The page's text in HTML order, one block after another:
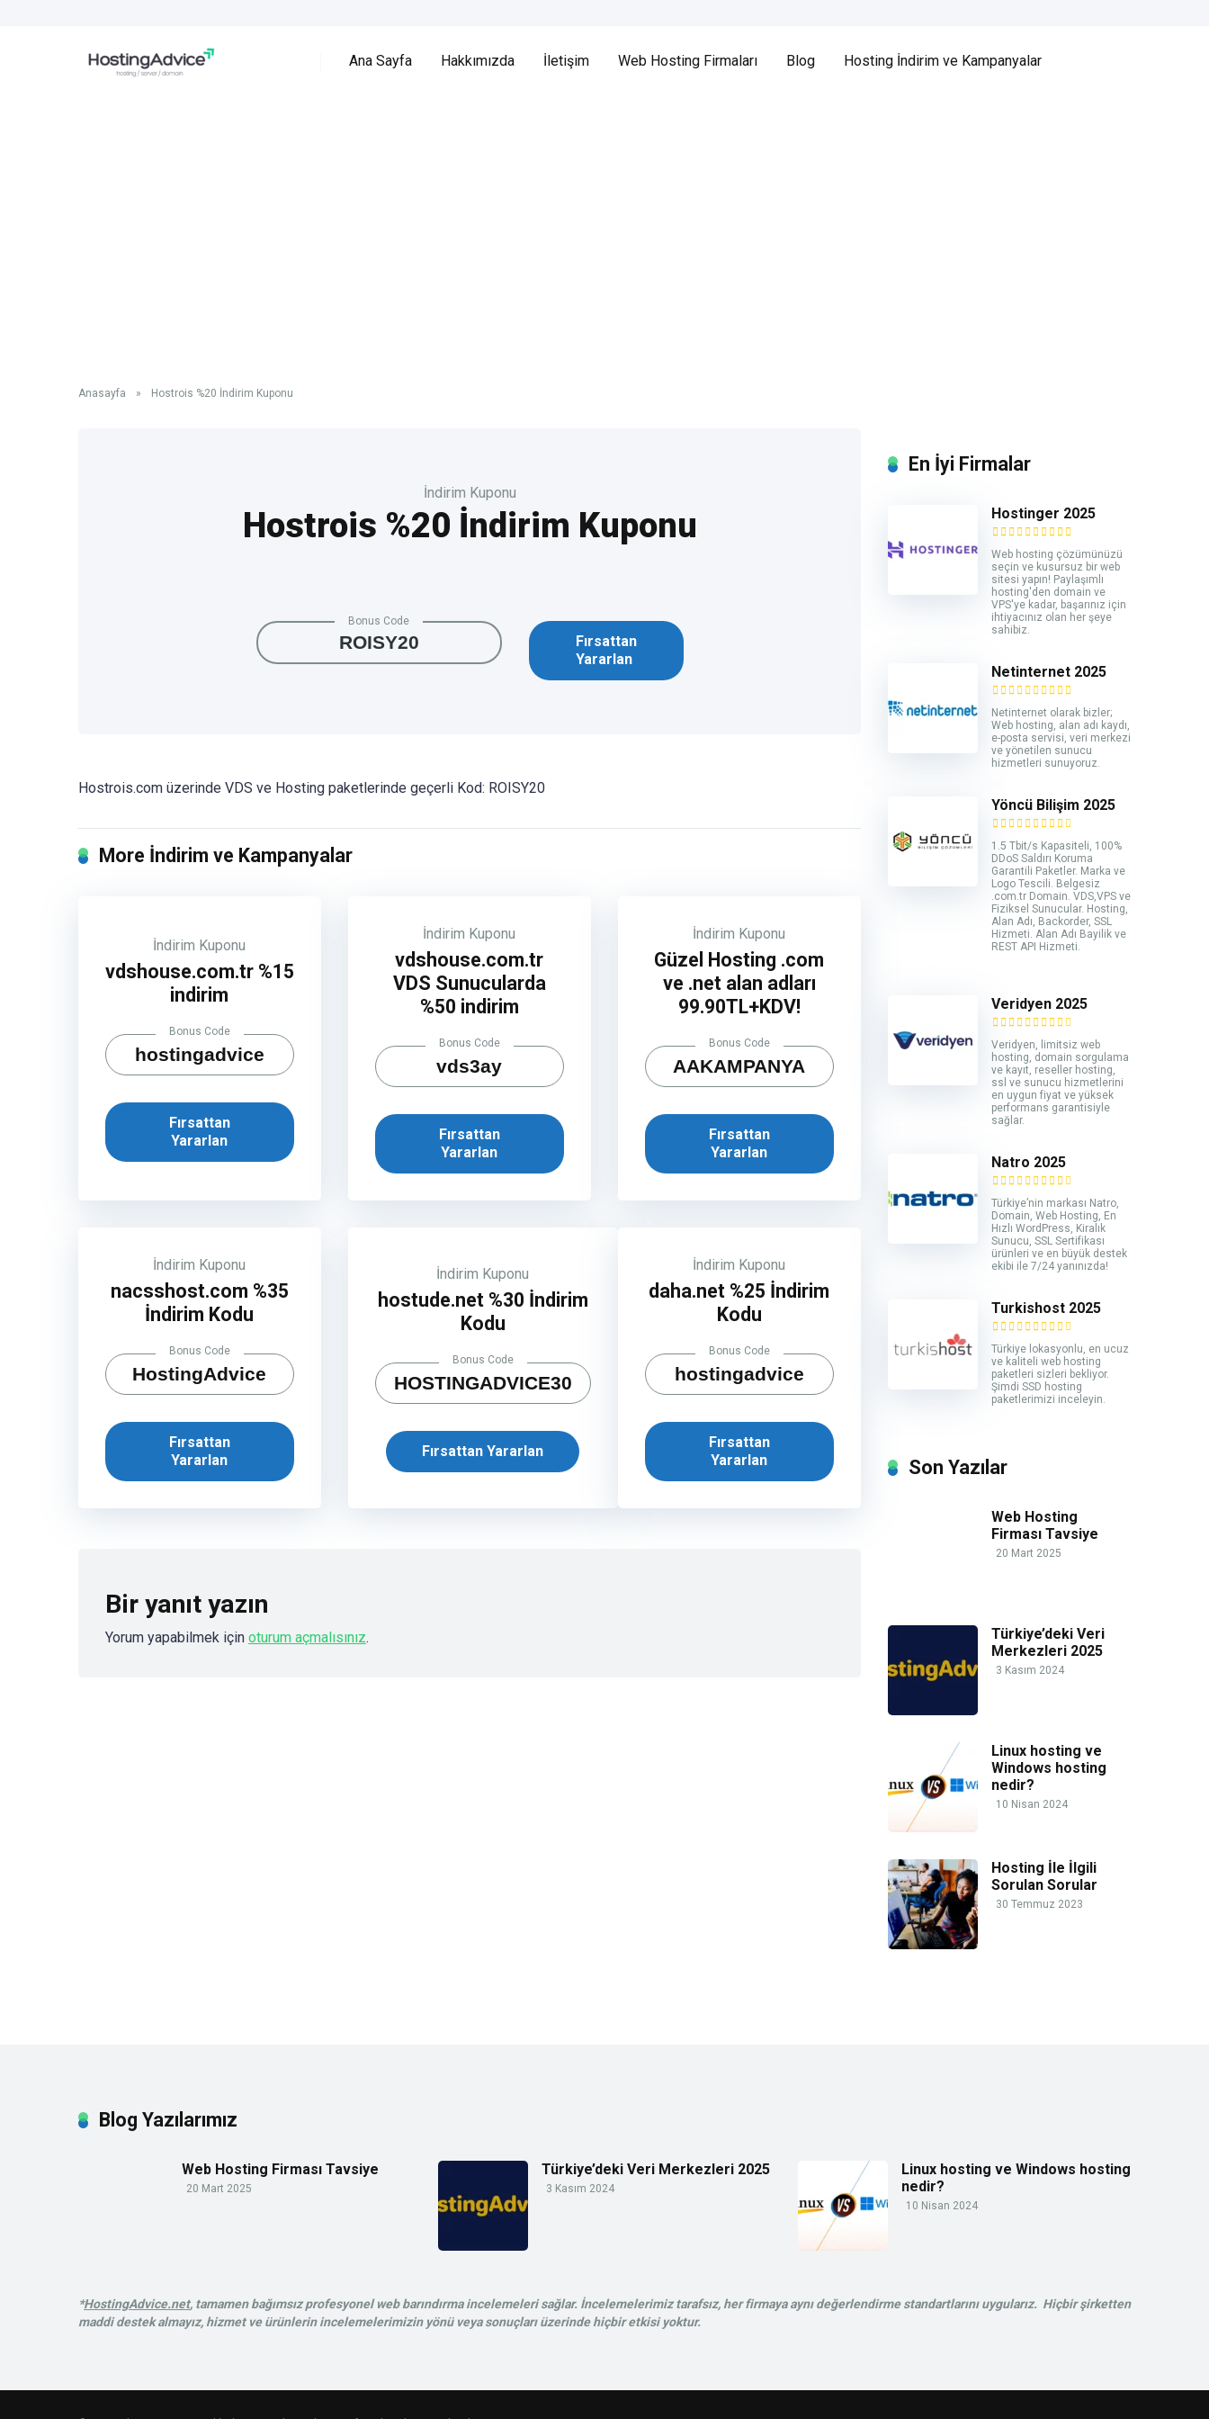
Ana Sayfa Hakkımızda İletişim Web Hosting Firmaları Blog Hosting İndirim ve Kampanyalar
Anasayfa » Hostrois %20 İndirim Kuponu
İndirim Kuponu
Hostrois %20 İndirim Kuponu
Bonus Code
ROISY20
Fırsattan
Yararlan
Hostrois.com üzerinde VDS ve Hosting paketlerinde geçerli Kod: ROISY20
More İndirim ve Kampanyalar
İndirim Kuponu
vdshouse.com.tr %15
indirim
hostingadvice
Bonus Code
Fırsattan
Yararlan
İndirim Kuponu
vdshouse.com.tr
VDS Sunucularda
%50 indirim
vds3ay
Bonus Code
Fırsattan
Yararlan
İndirim Kuponu
Güzel Hosting .com
ve .net alan adları
99.90TL+KDV!
AAKAMPANYA
Bonus Code
Fırsattan
Yararlan
İndirim Kuponu
nacsshost.com %35
İndirim Kodu
HostingAdvice
Bonus Code
Fırsattan
Yararlan
İndirim Kuponu
hostude.net %30 İndirim
Kodu
HOSTINGADVICE30
Bonus Code
Fırsattan Yararlan
İndirim Kuponu
daha.net %25 İndirim
Kodu
hostingadvice
Bonus Code
Fırsattan
Yararlan
Bir yanıt yazın
Yorum yapabilmek için oturum açmalısınız.
En İyi Firmalar
Hostinger 2025
Web hosting çözümünüzü
seçin ve kusursuz bir web
sitesi yapın! Paylaşımlı
hosting'den domain ve
VPS'ye kadar, başarınız için
ihtiyacınız olan her şeye
sahibiz.
Netinternet 2025
Netinternet olarak bizler;
Web hosting, alan adı kaydı,
e-posta servisi, veri merkezi
ve yönetilen sunucu
hizmetleri sunuyoruz.
Yöncü Bilişim 2025
1.5 Tbit/s Kapasiteli, 100%
DDoS Saldırı Koruma
Garantili Paketler. Marka ve
Logo Tescili. Belgesiz
.com.tr Domain. VDS,VPS ve
Fiziksel Sunucular. Hosting,
Alan Adı, Backorder, SSL
Hizmeti. Alan Adı Bayilik ve
REST API Hizmeti.
Veridyen 2025
Veridyen, limitsiz web
hosting, domain sorgulama
ve kayıt, reseller hosting,
ssl ve sunucu hizmetlerini
en uygun fiyat ve yüksek
performans garantisiyle
sağlar.
Natro 2025
Türkiye’nin markası Natro,
Domain, Web Hosting, En
Hızlı WordPress, Kiralık
Sunucu, SSL Sertifikası
ürünleri ve en büyük destek
ekibi ile 7/24 yanınızda!
Turkishost 2025
Türkiye lokasyonlu, en ucuz
ve kaliteli web hosting
paketleri sizleri bekliyor.
Şimdi SSD hosting
paketlerimizi inceleyin.
Son Yazılar
Web Hosting
Firması Tavsiye
20 Mart 2025
Türkiye’deki Veri
Merkezleri 2025
3 Kasım 2024
Linux hosting ve
Windows hosting
nedir?
10 Nisan 2024
Hosting İle İlgili
Sorulan Sorular
30 Temmuz 2023
Blog Yazılarımız
Web Hosting Firması Tavsiye
20 Mart 2025
Türkiye’deki Veri Merkezleri 2025
3 Kasım 2024
Linux hosting ve Windows hosting
nedir?
10 Nisan 2024
*HostingAdvice.net, tamamen bağımsız profesyonel web barındırma incelemeleri sağlar. İncelemelerimiz tarafsız, her firmaya aynı değerlendirme standartlarını uygularız. Hiçbir şirketten
maddi destek almayız, hizmet ve ürünlerin incelemelerimizin yönü veya sonuçları üzerinde hiçbir etkisi yoktur.